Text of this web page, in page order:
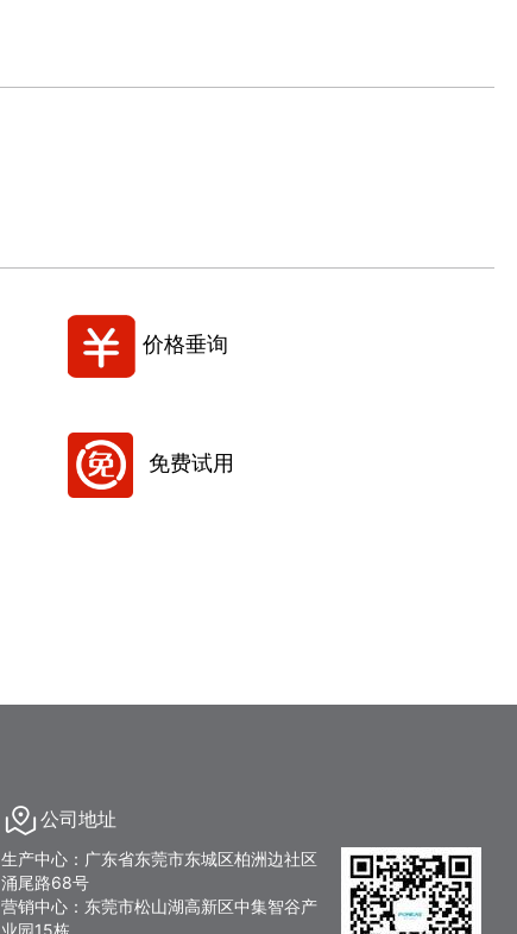
价格垂询
免费试用
公司地址
生产中心：广东省东莞市东城区柏洲边社区
涌尾路68号
营销中心：东莞市松山湖高新区中集智谷产
业园15栋